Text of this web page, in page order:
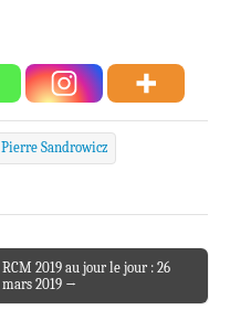
Pierre Sandrowicz
RCM 2019 au jour le jour : 26
mars 2019 →